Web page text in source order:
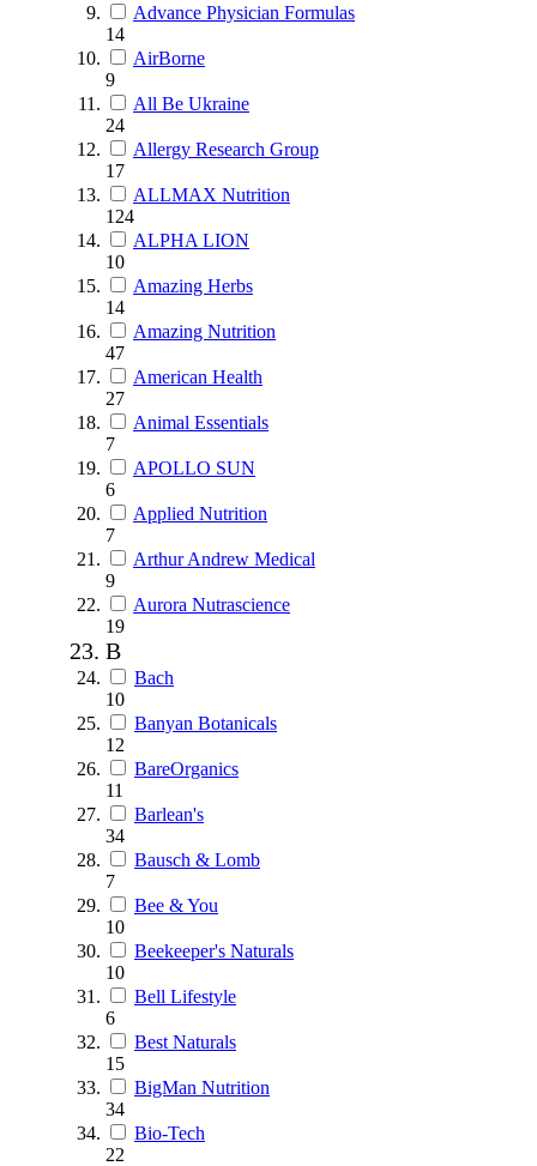
Advance Physician Formulas
14
AirBorne
9
All Be Ukraine
24
Allergy Research Group
17
ALLMAX Nutrition
124
ALPHA LION
10
Amazing Herbs
14
Amazing Nutrition
47
American Health
27
Animal Essentials
7
APOLLO SUN
6
Applied Nutrition
7
Arthur Andrew Medical
9
Aurora Nutrascience
19
B
Bach
10
Banyan Botanicals
12
BareOrganics
11
Barlean's
34
Bausch & Lomb
7
Bee & You
10
Beekeeper's Naturals
10
Bell Lifestyle
6
Best Naturals
15
BigMan Nutrition
34
Bio-Tech
22